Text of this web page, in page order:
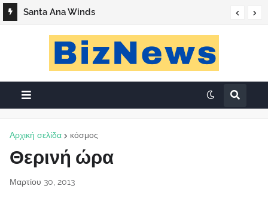
Santa Ana Winds
Αρχική σελίδα κόσμος
Θερινή ώρα
Μαρτίου 30, 2013